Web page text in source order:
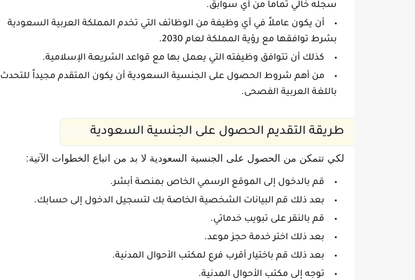
سجله خالي تماماً من أي سوابق.
أن يكون عاملاً في أي وظيفة من الوظائف التي تخدم المملكة العربية السعودية
بشرط توافقها مع رؤية المملكة لعام 2030.
كذلك أن تتوافق وظيفته التي يعمل بها مع قواعد الشريعة الإسلامية.
من أهم شروط الحصول على الجنسية السعودية أن يكون المتقدم مجيداً للتحدث
باللغة العربية الفصحى.
طريقة التقديم الحصول على الجنسية السعودية
لكي تتمكن من الحصول على الجنسية السعودية لا بد من اتباع الخطوات الآتية:
قم بالدخول إلى الموقع الرسمي الخاص بمنصة أبشر.
بعد ذلك قم البيانات الشخصية الخاصة بك لتسجيل الدخول إلى حسابك.
قم بالنقر على تبويب خدماتي.
بعد ذلك اختر خدمة حجز موعد.
بعد ذلك قم باختيار أقرب فرع لمكتب الأحوال المدنية.
توجه إلى مكتب الأحوال المدنية.